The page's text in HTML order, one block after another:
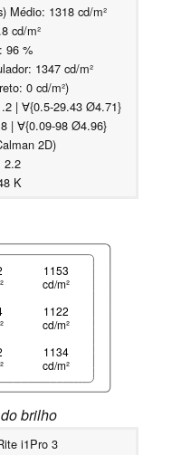
Médio: 1318 cd/m²
cd/m²
96 %
1347 cd/m²
0 cd/m²)
| ∀{0.5-29.43 Ø4.71}
| ∀{0.09-98 Ø4.96}
2D)
2.2
K
1153
cd/m²
1122
cd/m²
1134
cd/m²
brilho
i1Pro 3